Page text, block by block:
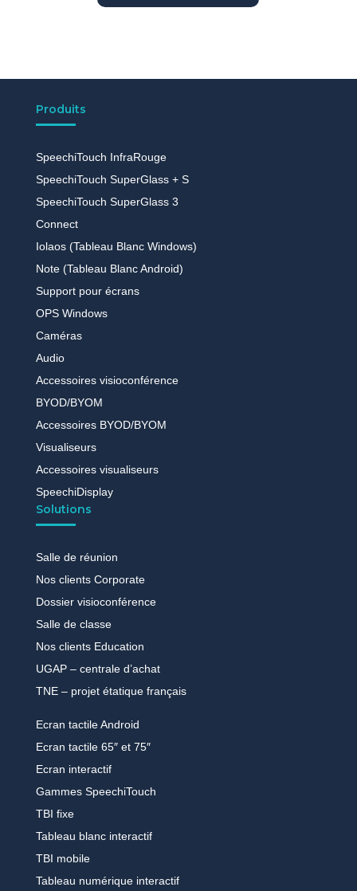
Produits
SpeechiTouch InfraRouge
SpeechiTouch SuperGlass + S
SpeechiTouch SuperGlass 3
Connect
Iolaos (Tableau Blanc Windows)
Note (Tableau Blanc Android)
Support pour écrans
OPS Windows
Caméras
Audio
Accessoires visioconférence
BYOD/BYOM
Accessoires BYOD/BYOM
Visualiseurs
Accessoires visualiseurs
SpeechiDisplay
Solutions
Salle de réunion
Nos clients Corporate
Dossier visioconférence
Salle de classe
Nos clients Education
UGAP – centrale d’achat
TNE – projet étatique français
Ecran tactile Android
Ecran tactile 65″ et 75″
Ecran interactif
Gammes SpeechiTouch
TBI fixe
Tableau blanc interactif
TBI mobile
Tableau numérique interactif